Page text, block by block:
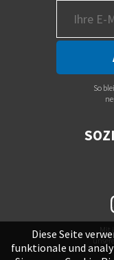
So
Mit
Diese Seite
funktionale und